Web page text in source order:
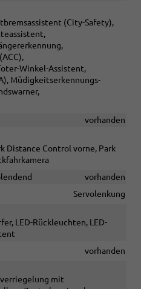
(City-Safety),
Winkel-Assistent,
Müdigkeitserkennungs-
vorhanden
Distance Control vorne, Park
vorhanden
Servolenkung
LED-Rückleuchten, LED-
vorhanden
mit